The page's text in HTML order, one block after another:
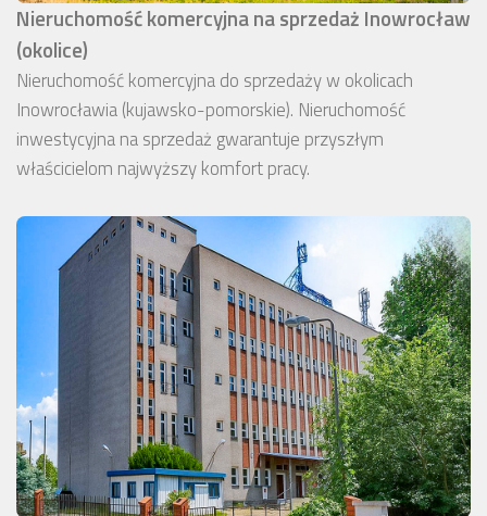
Nieruchomość komercyjna na sprzedaż Inowrocław
(okolice)
Nieruchomość komercyjna do sprzedaży w okolicach
Inowrocławia (kujawsko-pomorskie). Nieruchomość
inwestycyjna na sprzedaż gwarantuje przyszłym
właścicielom najwyższy komfort pracy.